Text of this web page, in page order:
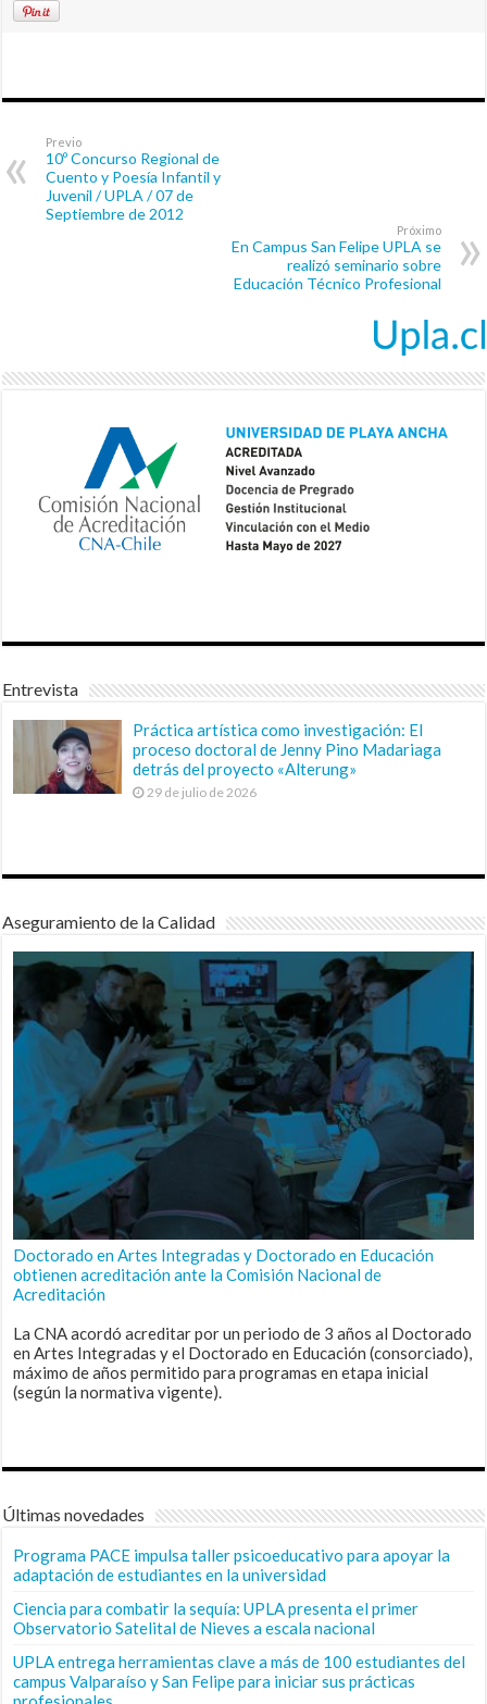
Previo
10º Concurso Regional de
Cuento y Poesía Infantil y
Juvenil / UPLA / 07 de
Septiembre de 2012
Próximo
En Campus San Felipe UPLA se
realizó seminario sobre
Educación Técnico Profesional
Entrevista
Práctica artística como investigación: El
proceso doctoral de Jenny Pino Madariaga
detrás del proyecto «Alterung»
29 de julio de 2026
Aseguramiento de la Calidad
Doctorado en Artes Integradas y Doctorado en Educación
obtienen acreditación ante la Comisión Nacional de
Acreditación
La CNA acordó acreditar por un periodo de 3 años al Doctorado
en Artes Integradas y el Doctorado en Educación (consorciado),
máximo de años permitido para programas en etapa inicial
(según la normativa vigente).
Últimas novedades
Programa PACE impulsa taller psicoeducativo para apoyar la
adaptación de estudiantes en la universidad
Ciencia para combatir la sequía: UPLA presenta el primer
Observatorio Satelital de Nieves a escala nacional
UPLA entrega herramientas clave a más de 100 estudiantes del
campus Valparaíso y San Felipe para iniciar sus prácticas